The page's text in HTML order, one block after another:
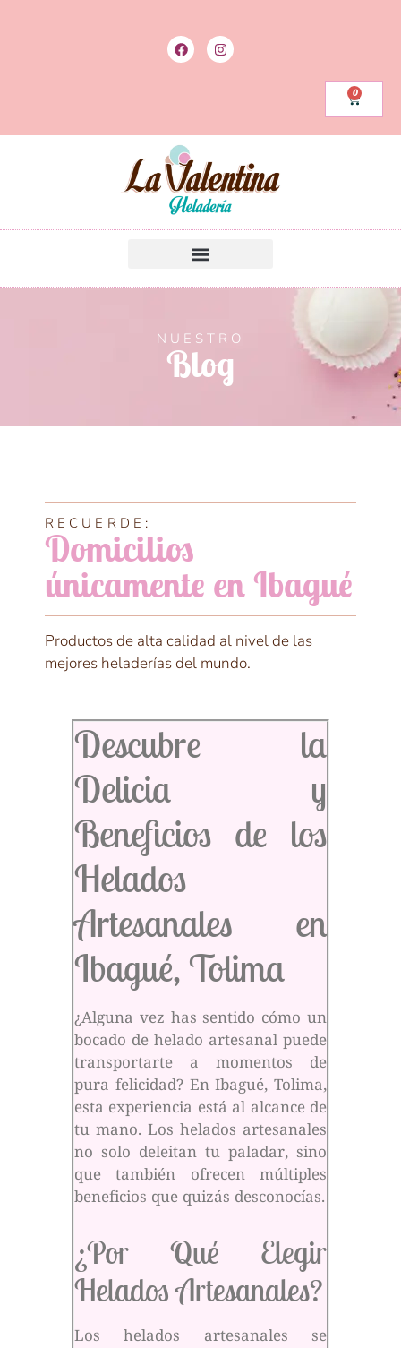
0
NUESTRO
Blog
RECUERDE:
Domicilios
únicamente en Ibagué
Productos de alta calidad al nivel de las
mejores heladerías del mundo.
Descubre la
Delicia y
Beneficios de los
Helados
Artesanales en
Ibagué, Tolima
¿Alguna vez has sentido cómo un
bocado de helado artesanal puede
transportarte a momentos de
pura felicidad? En Ibagué, Tolima,
esta experiencia está al alcance de
tu mano. Los helados artesanales
no solo deleitan tu paladar, sino
que también ofrecen múltiples
beneficios que quizás desconocías.
¿Por Qué Elegir
Helados Artesanales?
Los helados artesanales se